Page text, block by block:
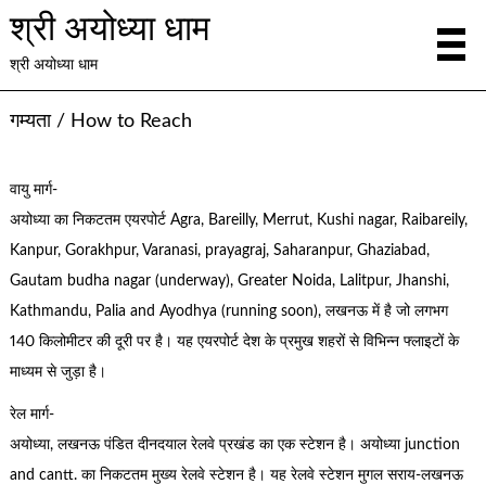
श्री अयोध्या धाम
श्री अयोध्या धाम
गम्यता / How to Reach
वायु मार्ग-
अयोध्या का निकटतम एयरपोर्ट Agra, Bareilly, Merrut, Kushi nagar, Raibareily,
Kanpur, Gorakhpur, Varanasi, prayagraj, Saharanpur, Ghaziabad,
Gautam budha nagar (underway), Greater Noida, Lalitpur, Jhanshi,
Kathmandu, Palia and Ayodhya (running soon), लखनऊ में है जो लगभग
140 किलोमीटर की दूरी पर है। यह एयरपोर्ट देश के प्रमुख शहरों से विभिन्न फ्लाइटों के
माध्यम से जुड़ा है।
रेल मार्ग-
अयोध्या, लखनऊ पंडित दीनदयाल रेलवे प्रखंड का एक स्टेशन है। अयोध्या junction
and cantt. का निकटतम मुख्य रेलवे स्टेशन है। यह रेलवे स्टेशन मुगल सराय-लखनऊ